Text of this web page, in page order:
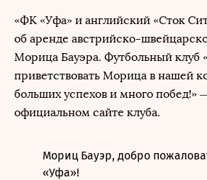
«ФК «Уфа» и английский «Сток
об аренде австрийско-
Морица Бауэра. Футбольный клуб
приветствовать Морица в нашей
больших успехов и много побед!»
официальном сайте клуба.
Мориц Бауэр, добро
«Уфа»!